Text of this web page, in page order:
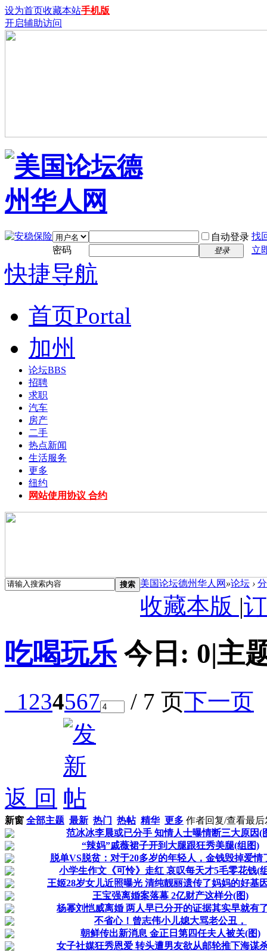
设为首页收藏本站手机版
开启辅助访问
自动登录 找
密码
登录 立
快捷导航
首页Portal
加州
论坛BBS
招聘
求职
汽车
房产
二手
热点新闻
生活服务
更多
纽约
网站使用协议 合约
搜索 美国论坛德州华人网 »论坛 ›
收藏本版 |
吃喝玩乐 今日: 0|主
1234567 / 7 页下一页
返 回
新窗 全部主题 最新 热门 热帖 精华 更多 作者回复/查看最后
范冰冰李晨或已分手 知情人士曝情断三大原因(
“辣妈”戚薇裙子开到大腿跟狂秀美腿(组图)
脱单VS脱贫：对于20多岁的年轻人，金钱毁掉爱情
小学生作文《可怜》走红 哀叹每天才5毛零花钱(
王姬28岁女儿近照曝光 清纯靓丽遗传了妈妈的好基
王宝强离婚案落幕 2亿财产这样分(图)
杨幂刘恺威离婚 两人早已分开的证据其实早就有
不省心！曾志伟小儿媳大骂老公丑，
朝鲜传出新消息 金正日第四任夫人被关(图)
女子社媒狂秀恩爱 转头遭男友欲从邮轮推下海谋